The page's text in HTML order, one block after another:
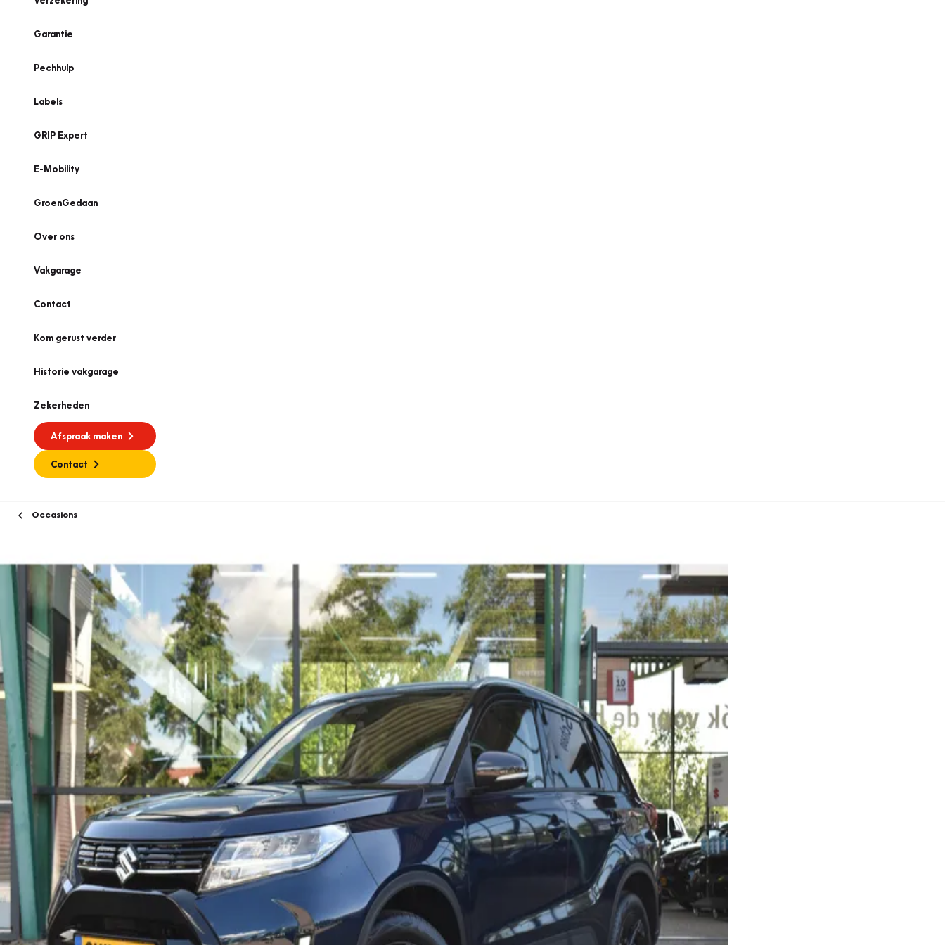
Garantie
Pechhulp
Labels
GRIP Expert
E-Mobility
GroenGedaan
Over ons
Vakgarage
Contact
Kom gerust verder
Historie vakgarage
Zekerheden
Afspraak maken
Contact
Occasions